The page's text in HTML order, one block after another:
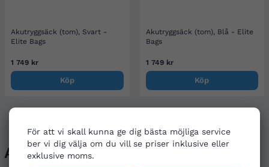
För att vi skall kunna ge dig bästa möjliga service
ber vi dig välja om du vill se priser inklusive eller
exklusive moms.
Akutryggsäck (tom), Svart -
Elite Bags
1 749 kr
Köp
Akutryggsäck (tom), Blå - Elite
Bags
1 749 kr
Köp
Andra köpte även